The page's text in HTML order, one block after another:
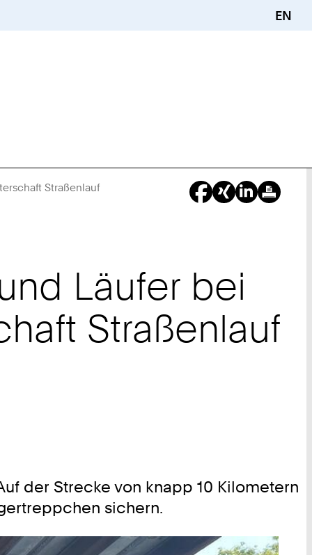
EN
Straßenlauf
Läufer bei
Straßenlauf
der Strecke von knapp 10 Kilometern
sichern.